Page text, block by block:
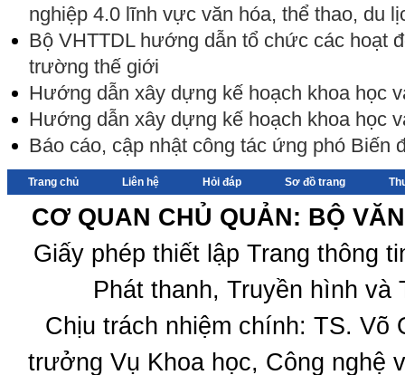
nghiệp 4.0 lĩnh vực văn hóa, thể thao, du
Bộ VHTTDL hướng dẫn tổ chức các hoạt
trường thế giới
Hướng dẫn xây dựng kế hoạch khoa học
Hướng dẫn xây dựng kế hoạch khoa học
Báo cáo, cập nhật công tác ứng phó Biến
Trang chủ Liên hệ Hỏi đáp Sơ đồ trang
CƠ QUAN CHỦ QUẢN: BỘ
Giấy phép thiết lập Trang thông
Phát thanh, Truyền hình
Chịu trách nhiệm chính: TS.
trưởng Vụ Khoa học, Công nghệ